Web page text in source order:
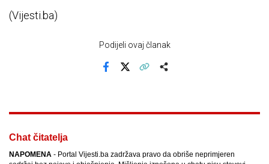
(Vijesti.ba)
Podijeli ovaj članak
Chat čitatelja
NAPOMENA - Portal Vijesti.ba zadržava pravo da obriše neprimjeren